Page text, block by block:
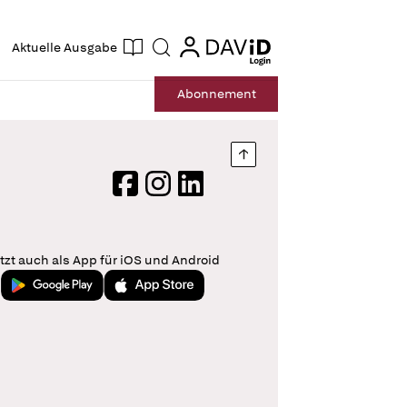
Aktuelle Ausgabe Suche login
login
Abonnement
Nach oben springen
FacebookInstagram
LinkedIn
auch als App für iOS und Android
Jetzt bei Google PlayLaden im App Store